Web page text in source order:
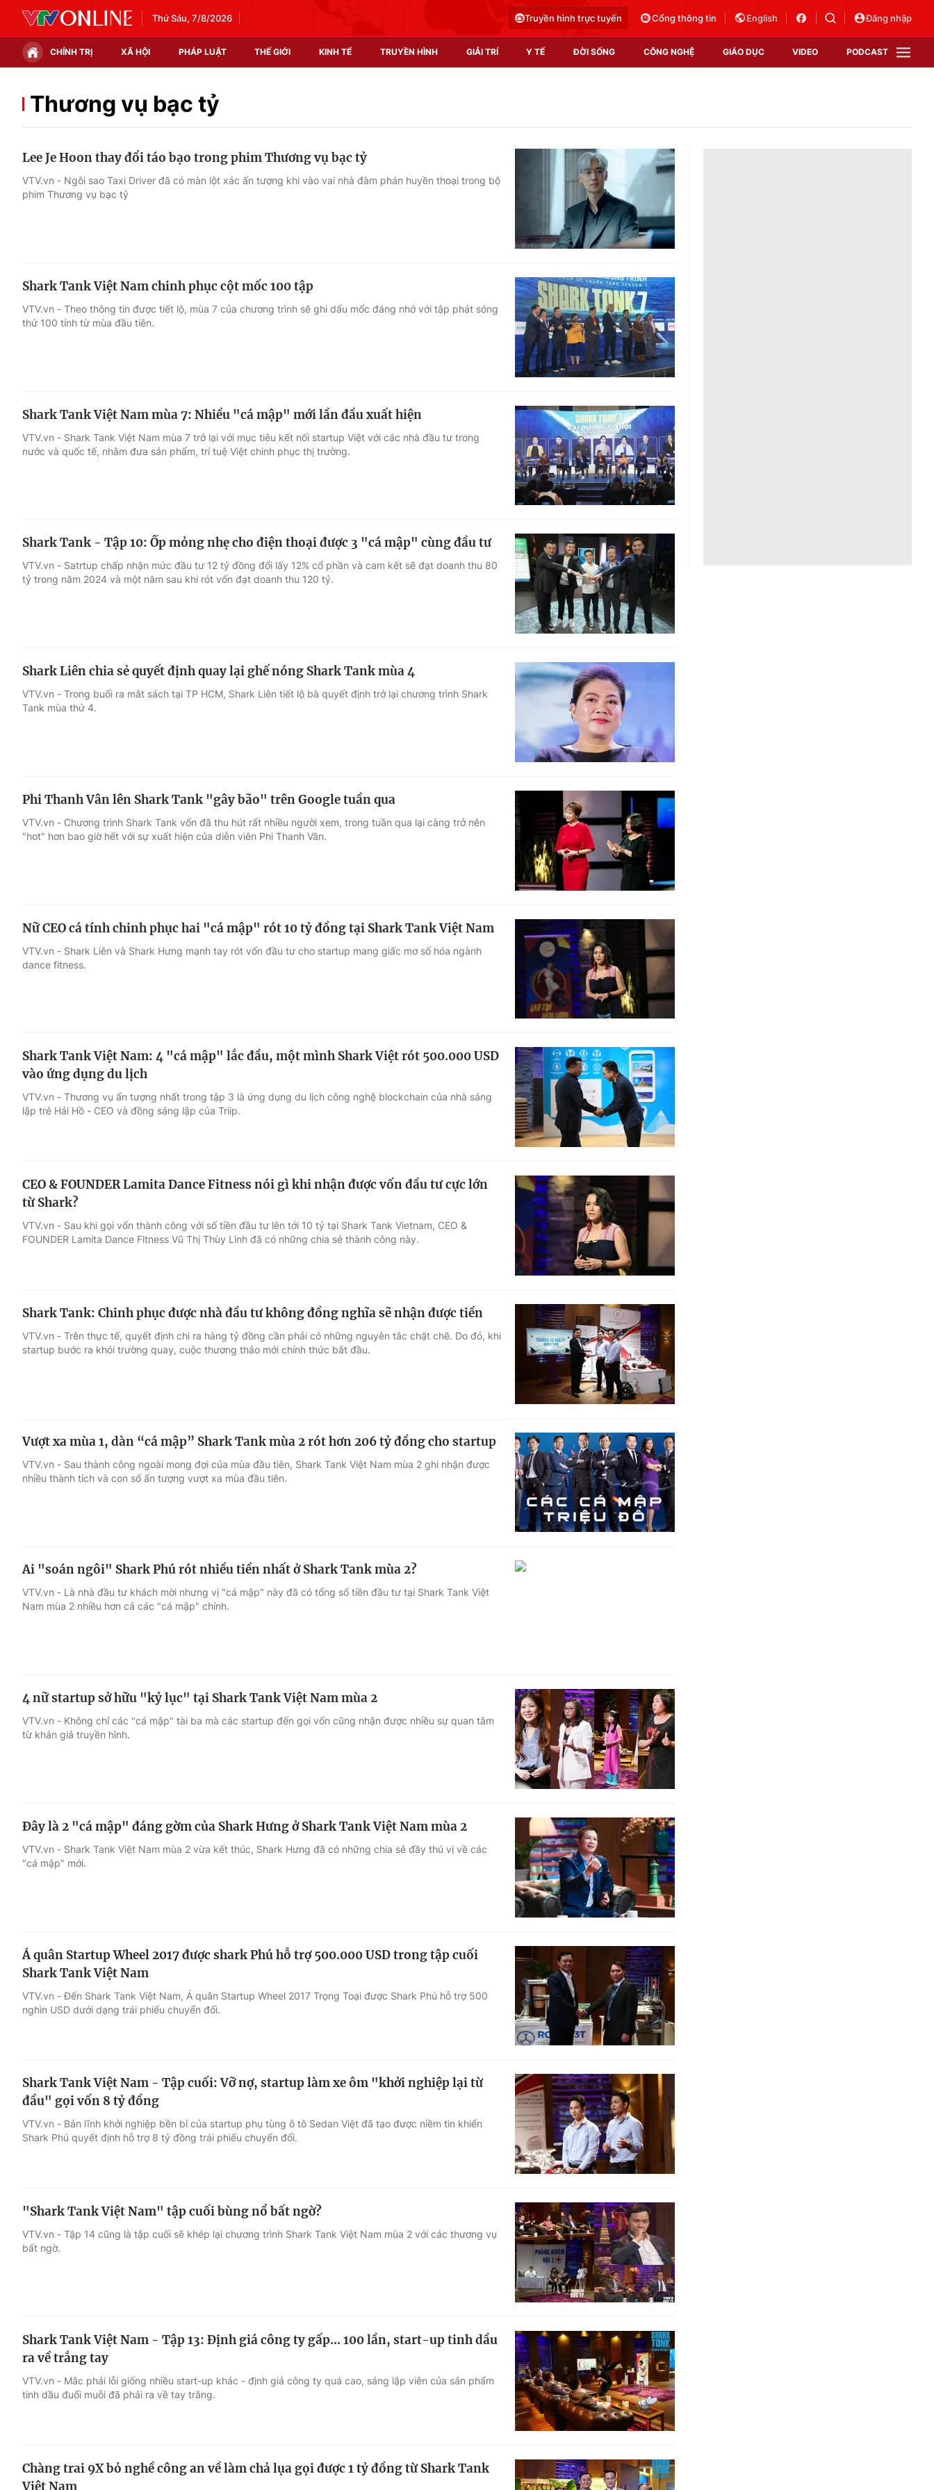
Thứ Sáu, 7/8/2026 Truyền hình trực tuyến Cổng thông tin English Đăng nhập
CHÍNH TRỊ XÃ HỘI PHÁP LUẬT THẾ GIỚI KINH TẾ TRUYỀN HÌNH GIẢI TRÍ Y TẾ ĐỜI SỐNG CÔNG NGHỆ GIÁO DỤC VIDEO PODCAST
Chính trị Xã hội
Thế giới đó đây
Video
Shorts video
Podcast
EMagazine
Photo
Infographic
Góc ảnh
Điện ảnh
Âm nhạc
Sao
Du lịch
Làm đẹp
Chất lượng cuộc sống
Tuyển sinh
Học trực tuyến
Công nghệ
Hitech Công nghệ tương lai
Sản phẩm
Thị trường
Tư vấn
VTV Sức khoẻ
Thương vụ bạc tỷ
Lee Je Hoon thay đổi táo bạo trong phim Thương vụ bạc tỷ
VTV.vn - Ngôi sao Taxi Driver đã có màn lột xác ấn tượng khi vào vai nhà đàm phán huyền thoại trong bộ
phim Thương vụ bạc tỷ
Shark Tank Việt Nam chinh phục cột mốc 100 tập
VTV.vn - Theo thông tin được tiết lộ, mùa 7 của chương trình sẽ ghi dấu mốc đáng nhớ với tập phát sóng
thứ 100 tính từ mùa đầu tiên.
Shark Tank Việt Nam mùa 7: Nhiều "cá mập" mới lần đầu xuất hiện
VTV.vn - Shark Tank Việt Nam mùa 7 trở lại với mục tiêu kết nối startup Việt với các nhà đầu tư trong
nước và quốc tế, nhằm đưa sản phẩm, trí tuệ Việt chinh phục thị trường.
Shark Tank - Tập 10: Ốp mỏng nhẹ cho điện thoại được 3 "cá mập" cùng đầu tư
VTV.vn - Satrtup chấp nhận mức đầu tư 12 tỷ đồng đổi lấy 12% cổ phần và cam kết sẽ đạt doanh thu 80
tỷ trong năm 2024 và một năm sau khi rót vốn đạt doanh thu 120 tỷ.
Shark Liên chia sẻ quyết định quay lại ghế nóng Shark Tank mùa 4
VTV.vn - Trong buổi ra mắt sách tại TP HCM, Shark Liên tiết lộ bà quyết định trở lại chương trình Shark
Tank mùa thứ 4.
Phi Thanh Vân lên Shark Tank "gây bão" trên Google tuần qua
VTV.vn - Chương trình Shark Tank vốn đã thu hút rất nhiều người xem, trong tuần qua lại càng trở nên
"hot" hơn bao giờ hết với sự xuất hiện của diễn viên Phi Thanh Vân.
Nữ CEO cá tính chinh phục hai "cá mập" rót 10 tỷ đồng tại Shark Tank Việt Nam
VTV.vn - Shark Liên và Shark Hưng mạnh tay rót vốn đầu tư cho startup mang giấc mơ số hóa ngành
dance fitness.
Shark Tank Việt Nam: 4 "cá mập" lắc đầu, một mình Shark Việt rót 500.000 USD
vào ứng dụng du lịch
VTV.vn - Thương vụ ấn tượng nhất trong tập 3 là ứng dụng du lịch công nghệ blockchain của nhà sáng
lập trẻ Hải Hồ - CEO và đồng sáng lập của Triip.
CEO & FOUNDER Lamita Dance Fitness nói gì khi nhận được vốn đầu tư cực lớn
từ Shark?
VTV.vn - Sau khi gọi vốn thành công với số tiền đầu tư lên tới 10 tỷ tại Shark Tank Vietnam, CEO &
FOUNDER Lamita Dance Fitness Vũ Thị Thùy Linh đã có những chia sẻ thành công này.
Shark Tank: Chinh phục được nhà đầu tư không đồng nghĩa sẽ nhận được tiền
VTV.vn - Trên thực tế, quyết định chi ra hàng tỷ đồng cần phải có những nguyên tắc chặt chẽ. Do đó, khi
startup bước ra khỏi trường quay, cuộc thương thảo mới chính thức bắt đầu.
Vượt xa mùa 1, dàn “cá mập” Shark Tank mùa 2 rót hơn 206 tỷ đồng cho startup
VTV.vn - Sau thành công ngoài mong đợi của mùa đầu tiên, Shark Tank Việt Nam mùa 2 ghi nhận được
nhiều thành tích và con số ấn tượng vượt xa mùa đầu tiên.
Ai "soán ngôi" Shark Phú rót nhiều tiền nhất ở Shark Tank mùa 2?
VTV.vn - Là nhà đầu tư khách mời nhưng vị "cá mập" này đã có tổng số tiền đầu tư tại Shark Tank Việt
Nam mùa 2 nhiều hơn cả các "cá mập" chính.
4 nữ startup sở hữu "kỷ lục" tại Shark Tank Việt Nam mùa 2
VTV.vn - Không chỉ các "cá mập" tài ba mà các startup đến gọi vốn cũng nhận được nhiều sự quan tâm
từ khán giả truyền hình.
Đây là 2 "cá mập" đáng gờm của Shark Hưng ở Shark Tank Việt Nam mùa 2
VTV.vn - Shark Tank Việt Nam mùa 2 vừa kết thúc, Shark Hưng đã có những chia sẻ đầy thú vị về các
"cá mập" mới.
Á quân Startup Wheel 2017 được shark Phú hỗ trợ 500.000 USD trong tập cuối
Shark Tank Việt Nam
VTV.vn - Đến Shark Tank Việt Nam, Á quân Startup Wheel 2017 Trọng Toại được Shark Phú hỗ trợ 500
nghìn USD dưới dạng trái phiếu chuyển đổi.
Shark Tank Việt Nam - Tập cuối: Vỡ nợ, startup làm xe ôm "khởi nghiệp lại từ
đầu" gọi vốn 8 tỷ đồng
VTV.vn - Bản lĩnh khởi nghiệp bền bỉ của startup phụ tùng ô tô Sedan Việt đã tạo được niềm tin khiến
Shark Phú quyết định hỗ trợ 8 tỷ đồng trái phiếu chuyển đổi.
"Shark Tank Việt Nam" tập cuối bùng nổ bất ngờ?
VTV.vn - Tập 14 cũng là tập cuối sẽ khép lại chương trình Shark Tank Việt Nam mùa 2 với các thương vụ
bất ngờ.
Shark Tank Việt Nam - Tập 13: Định giá công ty gấp... 100 lần, start-up tinh dầu
ra về trắng tay
VTV.vn - Mắc phải lỗi giống nhiều start-up khác - định giá công ty quá cao, sáng lập viên của sản phẩm
tinh dầu đuổi muỗi đã phải ra về tay trắng.
Chàng trai 9X bỏ nghề công an về làm chả lụa gọi được 1 tỷ đồng từ Shark Tank
Việt Nam